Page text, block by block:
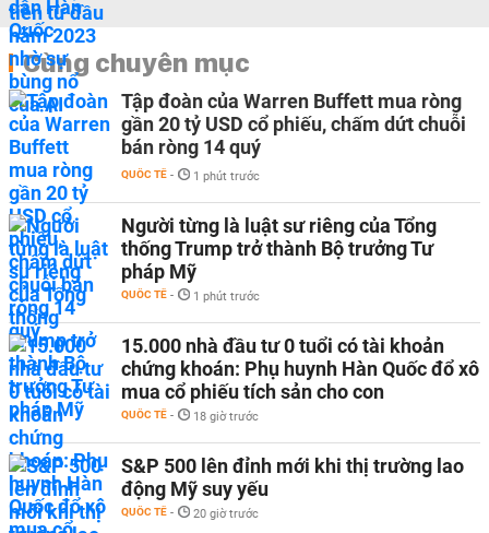
Cùng chuyên mục
Tập đoàn của Warren Buffett mua ròng
gần 20 tỷ USD cổ phiếu, chấm dứt chuỗi
bán ròng 14 quý
QUỐC TẾ - 1 phút trước
Người từng là luật sư riêng của Tổng
thống Trump trở thành Bộ trưởng Tư
pháp Mỹ
QUỐC TẾ - 1 phút trước
15.000 nhà đầu tư 0 tuổi có tài khoản
chứng khoán: Phụ huynh Hàn Quốc đổ xô
mua cổ phiếu tích sản cho con
QUỐC TẾ - 18 giờ trước
S&P 500 lên đỉnh mới khi thị trường lao
động Mỹ suy yếu
QUỐC TẾ - 20 giờ trước